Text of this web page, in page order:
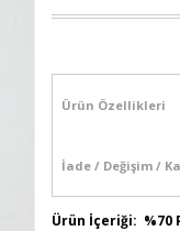
Ürün Özellikleri
İade / Değişim /
Ürün İçeriği: %70